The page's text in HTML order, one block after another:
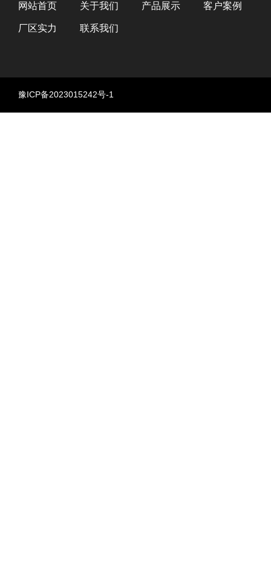
网站首页 关于我们 产品展示 客户案例
厂区实力 联系我们
豫ICP备2023015242号-1